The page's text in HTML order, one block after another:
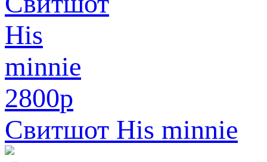
2800p
Свитшот His minnie